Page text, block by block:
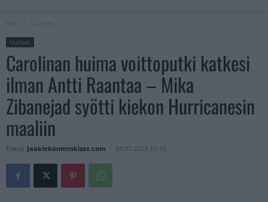
Uutiset
Carolinan huima voittoputki katkesi
ilman Antti Raantaa – Mika
Zibanejad syötti kiekon Hurricanesin
maaliin
Tekijä Jaakiekonmmkisat.com - 04.01.2023 10:10